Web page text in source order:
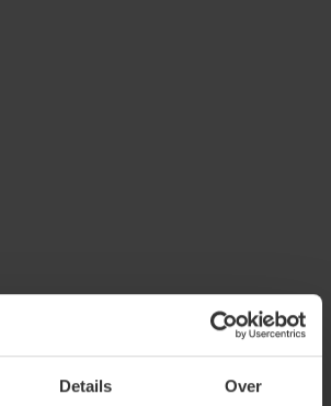
Details Over